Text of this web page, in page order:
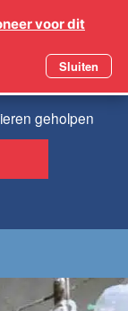
geholpen
voor dit
Sluiten